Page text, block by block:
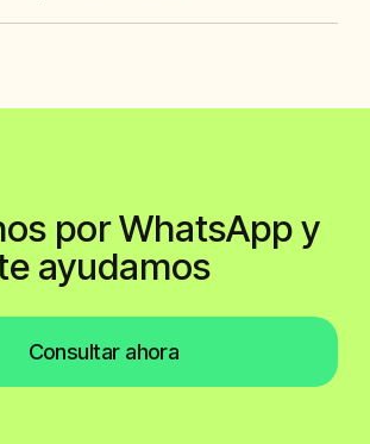
por WhatsApp y
ayudamos
Consultar ahora